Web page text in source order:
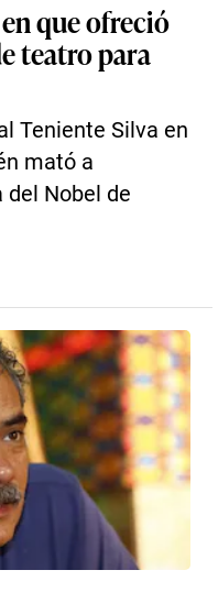
que ofreció
teatro para
Teniente Silva en
mató a
del Nobel de